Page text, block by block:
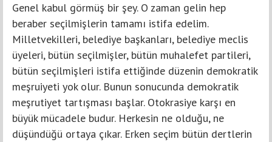
Genel kabul görmüş bir şey. O zaman gelin hep
beraber seçilmişlerin tamamı istifa edelim.
Milletvekilleri, belediye başkanları, belediye meclis
üyeleri, bütün seçilmişler, bütün muhalefet partileri,
bütün seçilmişleri istifa ettiğinde düzenin demokratik
meşruiyeti yok olur. Bunun sonucunda demokratik
meşrutiyet tartışması başlar. Otokrasiye karşı en
büyük mücadele budur. Herkesin ne olduğu, ne
düşündüğü ortaya çıkar. Erken seçim bütün dertlerin